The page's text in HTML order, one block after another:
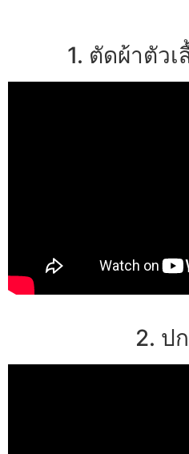
1. ตัดผ้าตัว
2. ป